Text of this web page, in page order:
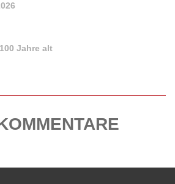
Jahre alt